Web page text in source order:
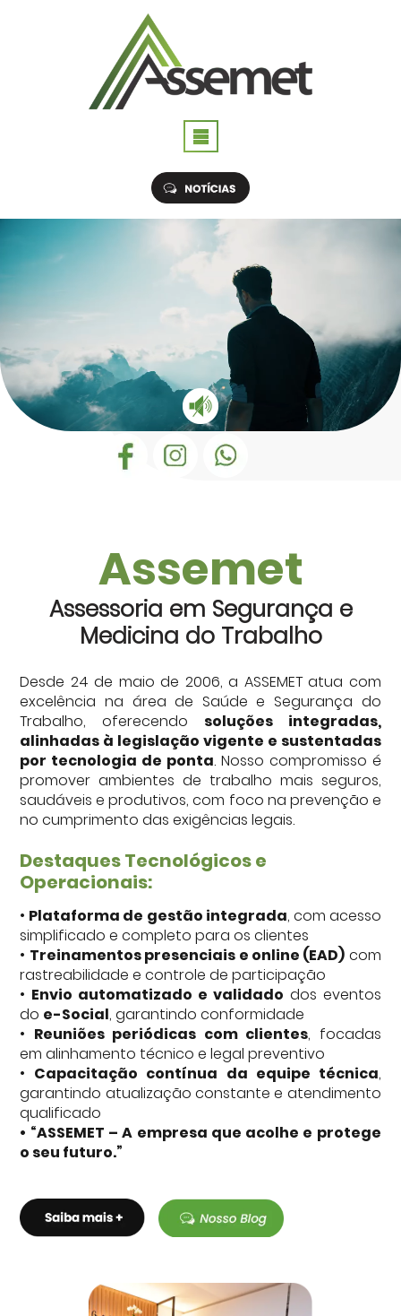
MEDICINA DO TRABALHO
TREINAMENTOS REGULAMENTADOS
RELAÇÃO DE SERVIÇOS PRESTADOS
ESOCIAL E CONFORMIDADE DIGITAL
Assemet
Assessoria em Segurança e
Medicina do Trabalho
Desde 24 de maio de 2006, a ASSEMET atua com
excelência na área de Saúde e Segurança do
Trabalho, oferecendo soluções integradas,
alinhadas à legislação vigente e sustentadas
por tecnologia de ponta. Nosso compromisso é
promover ambientes de trabalho mais seguros,
saudáveis e produtivos, com foco na prevenção e
no cumprimento das exigências legais.
Destaques Tecnológicos e
Operacionais:
• Plataforma de gestão integrada, com acesso
simplificado e completo para os clientes
• Treinamentos presenciais e online (EAD) com
rastreabilidade e controle de participação
• Envio automatizado e validado dos eventos
do e-Social, garantindo conformidade
• Reuniões periódicas com clientes, focadas
em alinhamento técnico e legal preventivo
• Capacitação contínua da equipe técnica,
garantindo atualização constante e atendimento
qualificado
• “ASSEMET – A empresa que acolhe e protege
o seu futuro.”